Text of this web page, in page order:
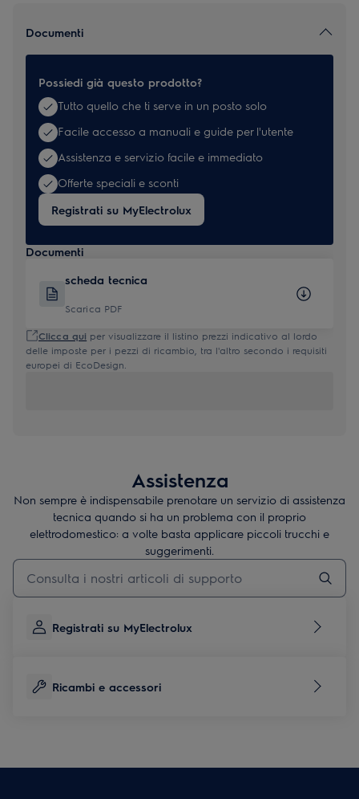
Documenti
Possiedi già questo prodotto?
Tutto quello che ti serve in un posto solo
Facile accesso a manuali e guide per l'utente
Assistenza e servizio facile e immediato
Offerte speciali e sconti
Registrati su MyElectrolux
Documenti
scheda tecnica
Scarica PDF
Clicca qui per visualizzare il listino prezzi indicativo al lordo
delle imposte per i pezzi di ricambio, tra l'altro secondo i requisiti
europei di EcoDesign.
Assistenza
Non sempre è indispensabile prenotare un servizio di assistenza
tecnica quando si ha un problema con il proprio
elettrodomestico: a volte basta applicare piccoli trucchi e
suggerimenti.
Digita per cercare articoli di supporto
Registrati su MyElectrolux
Ricambi e accessori